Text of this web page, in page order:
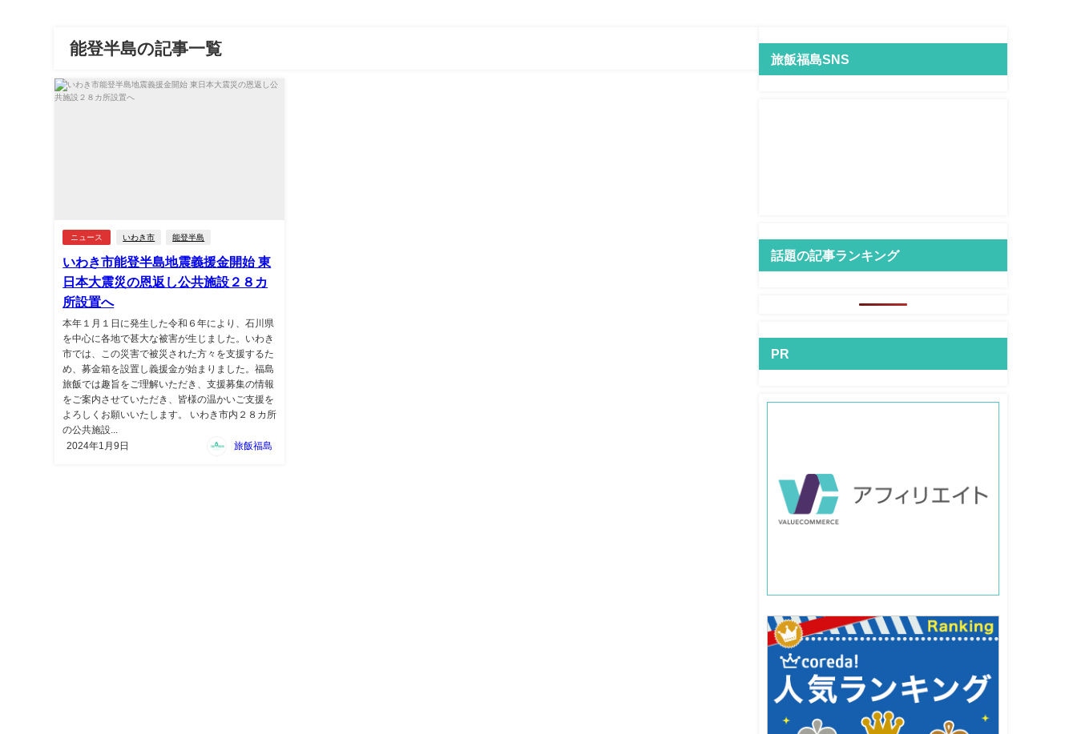
能登半島の記事一覧
ニュース いわき市 能登半島
いわき市能登半島地震義援金開始 東
日本大震災の恩返し公共施設２８カ
所設置へ
本年１月１日に発生した令和６年により、石川県
を中心に各地で甚大な被害が生じました。いわき
市では、この災害で被災された方々を支援するた
め、募金箱を設置し義援金が始まりました。福島
旅飯では趣旨をご理解いただき、支援募集の情報
をご案内させていただき、皆様の温かいご支援を
よろしくお願いいたします。 いわき市内２８カ所
の公共施設...
2024年1月9日
旅飯福島
旅飯福島SNS
話題の記事ランキング
PR